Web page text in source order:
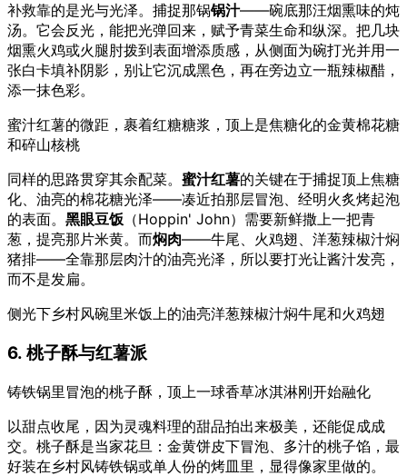
补救靠的是光与光泽。捕捉那锅锅汁——碗底那汪烟熏味的炖
汤。它会反光，能把光弹回来，赋予青菜生命和纵深。把几块
烟熏火鸡或火腿肘拨到表面增添质感，从侧面为碗打光并用一
张白卡填补阴影，别让它沉成黑色，再在旁边立一瓶辣椒醋，
添一抹色彩。
蜜汁红薯的微距，裹着红糖糖浆，顶上是焦糖化的金黄棉花糖
和碎山核桃
同样的思路贯穿其余配菜。 蜜汁红薯的关键在于捕捉顶上焦糖
化、油亮的棉花糖光泽——凑近拍那层冒泡、经明火炙烤起泡
的表面。 黑眼豆饭 （Hoppin' John）需要新鲜撒上一把青
葱，提亮那片米黄。而焖肉——牛尾、火鸡翅、洋葱辣椒汁焖
猪排——全靠那层肉汁的油亮光泽，所以要打光让酱汁发亮，
而不是发扁。
侧光下乡村风碗里米饭上的油亮洋葱辣椒汁焖牛尾和火鸡翅
6. 桃子酥与红薯派
铸铁锅里冒泡的桃子酥，顶上一球香草冰淇淋刚开始融化
以甜点收尾，因为灵魂料理的甜品拍出来极美，还能促成成
交。桃子酥是当家花旦：金黄饼皮下冒泡、多汁的桃子馅，最
好装在乡村风铸铁锅或单人份的烤皿里，显得像家里做的。